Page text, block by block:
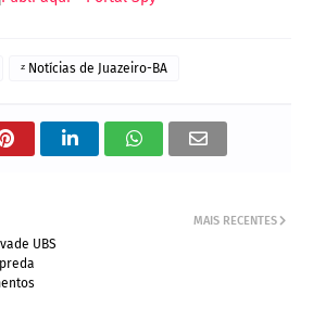
ᶻ Notícias de Juazeiro-BA
MAIS RECENTES
UBS